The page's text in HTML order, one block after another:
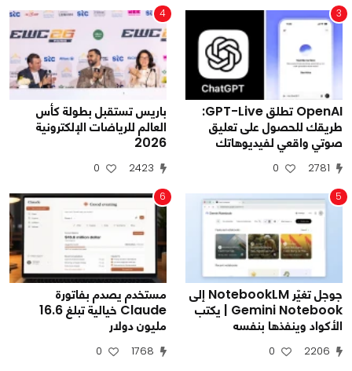
3
OpenAI تطلق GPT-Live:
طريقك للحصول على تعليق
صوتي واقعي لفيديوهاتك
2781
0
4
باريس تستقبل بطولة كأس
العالم للرياضات الإلكترونية
2026
2423
0
5
جوجل تغيّر NotebookLM إلى
Gemini Notebook | يكتب
الأكواد وينفذها بنفسه
2206
0
6
مستخدم يصدم بفاتورة
Claude خيالية تبلغ 16.6
مليون دولار
1768
0